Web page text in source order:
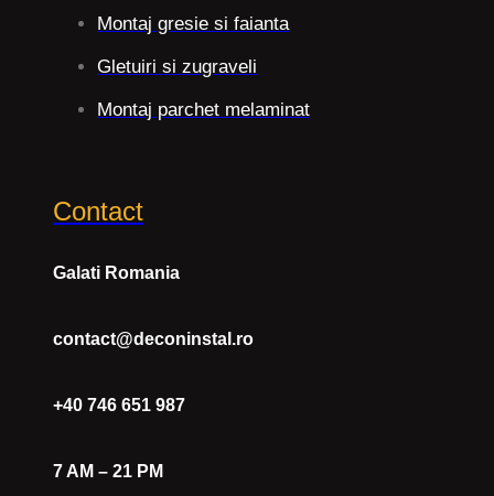
Montaj gresie si faianta
Gletuiri si zugraveli
Montaj parchet melaminat
Contact
Galati Romania
contact@deconinstal.ro
+40 746 651 987
7 AM – 21 PM